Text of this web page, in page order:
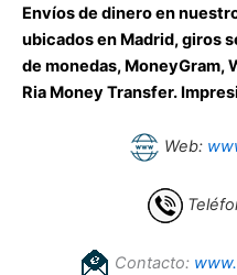
Envíos de dinero en
ubicados en Madrid, giros
de monedas, MoneyGram,
Ria Money Transfer.
Web:
Contacto: